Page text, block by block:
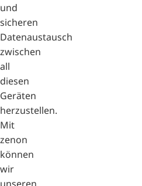
und
sicheren
Datenaustausch
zwischen
all
diesen
Geräten
herzustellen.
Mit
zenon
können
wir